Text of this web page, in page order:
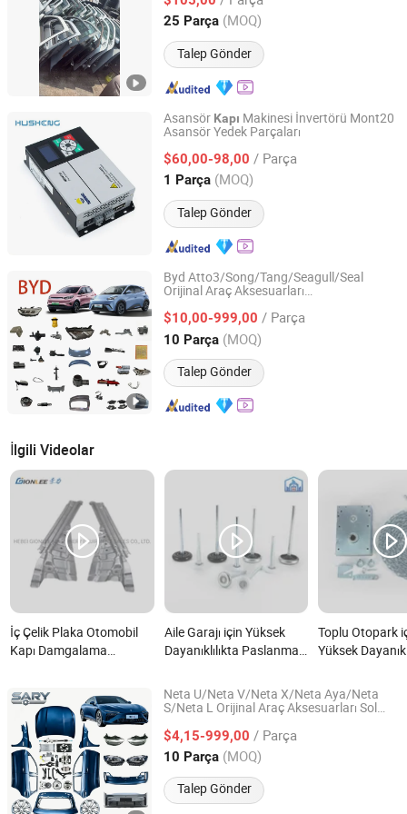
25 Parça (MOQ)
Talep Gönder
Shandong, China Fiyat 2011
Asansör Kapı Makinesi İnvertörü Mont20
Asansör Yedek Parçaları
$60,00-98,00 / Parça
1 Parça (MOQ)
Talep Gönder
Husheng Lift Parts Co., Ltd.
Shaanxi, China Fiyat 2022
Byd Atto3/Song/Tang/Seagull/Seal
Orijinal Araç Aksesuarları
Altın Dövme Jant FarKapı
Parçaları
$10,00-999,00 / Parça
10 Parça (MOQ)
Talep Gönder
Shandong Sairui Huachen Auto Parts Co., Ltd
Shandong, China Fiyat 2020
İlgili Videolar
İç Çelik Plaka Otomobil
Kapı Damgalama
Aile Garajı için Yüksek
Dayanıklılıkta Paslanmaz
Donanım Parçaları Pazar
Satışı nedir?
Toplu Otopark
Yüksek
Parçaları nedir?
Neta U/Neta V/Neta X/Neta Aya/Neta
S/Neta L Orijinal Araç Aksesuarları Sol
Araç Yedek Parçaları
$4,15-999,00 / Parça
10 Parça (MOQ)
Talep Gönder
Shandong Sairui Huachen Auto Parts Co., Ltd
Shandong, China Fiyat 2020